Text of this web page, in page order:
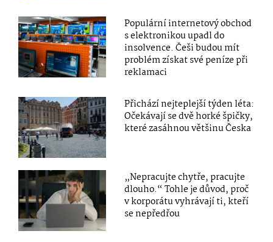
Populární internetový obchod
s elektronikou upadl do
insolvence. Češi budou mít
problém získat své peníze při
reklamaci
Přichází nejteplejší týden léta:
Očekávají se dvě horké špičky,
které zasáhnou většinu Česka
„Nepracujte chytře, pracujte
dlouho.“ Tohle je důvod, proč
v korporátu vyhrávají ti, kteří
se nepředřou